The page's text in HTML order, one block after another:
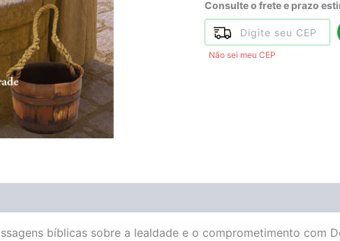
Consulte o frete e prazo
Não sei meu CEP
bíblicas sobre a lealdade e o comprometimento com